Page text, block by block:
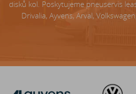
disků kol. Poskytujeme pneuservis
Drivalia, Ayvens, Arval,